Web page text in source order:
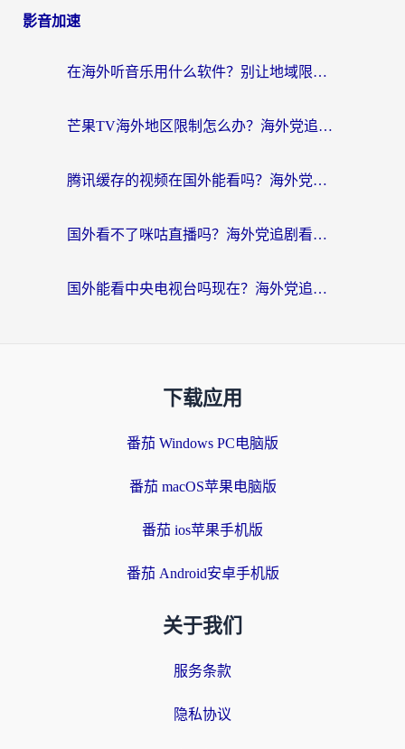
影音加速
在海外听音乐用什么软件？别让地域限制断了你的华语歌单
芒果TV海外地区限制怎么办？海外党追剧看片的实用加速器选择指南
腾讯缓存的视频在国外能看吗？海外党追剧看片的终极解决方案
国外看不了咪咕直播吗？海外党追剧看片的加速器选择指南
国外能看中央电视台吗现在？海外党追剧看央视的实用指南
下载应用
番茄 Windows PC电脑版
番茄 macOS苹果电脑版
番茄 ios苹果手机版
番茄 Android安卓手机版
关于我们
服务条款
隐私协议